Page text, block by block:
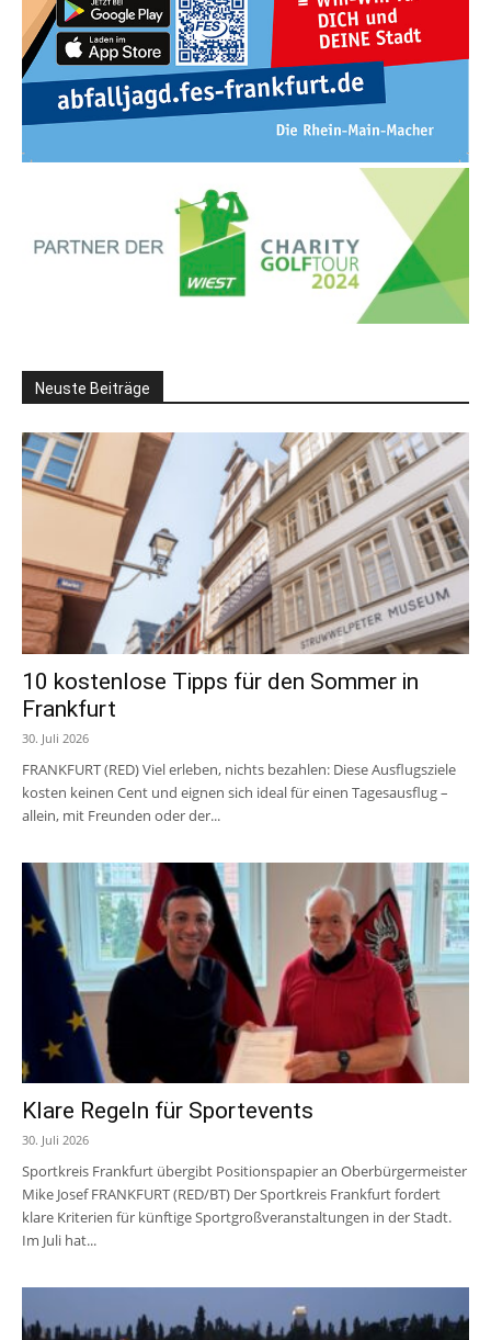
Neuste Beiträge
10 kostenlose Tipps für den Sommer in
Frankfurt
30. Juli 2026
FRANKFURT (RED) Viel erleben, nichts bezahlen: Diese Ausflugsziele
kosten keinen Cent und eignen sich ideal für einen Tagesausflug –
allein, mit Freunden oder der...
Klare Regeln für Sportevents
30. Juli 2026
Sportkreis Frankfurt übergibt Positionspapier an Oberbürgermeister
Mike Josef FRANKFURT (RED/BT) Der Sportkreis Frankfurt fordert
klare Kriterien für künftige Sportgroßveranstaltungen in der Stadt.
Im Juli hat...